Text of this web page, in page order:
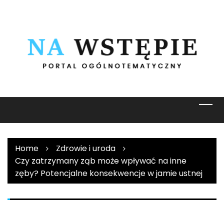
Home
Zdrowie i uroda
Czy zatrzymany ząb może wpływać na inne
zęby? Potencjalne konsekwencje w jamie ustnej